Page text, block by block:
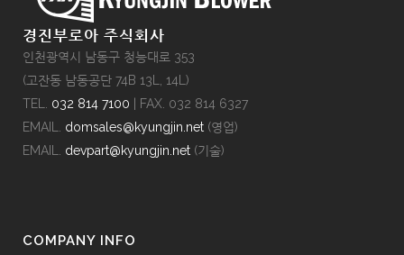
경진부로아 주식회사
인천광역시 남동구 청능대로 353
(고잔동 남동공단 74B 13L, 14L)
TEL. 032 814 7100 | FAX. 032 814 6327
EMAIL. domsales@kyungjin.net (영업)
EMAIL. devpart@kyungjin.net (기술)
COMPANY INFO